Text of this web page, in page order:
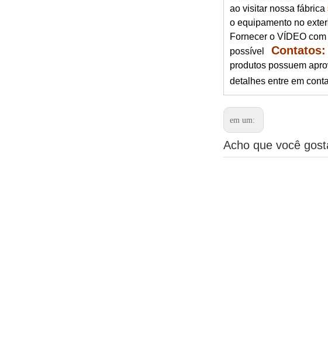
ao visitar nossa fábrica
o equipamento no
Fornecer o VÍDEO
possível
Contatos:
produtos possuem
detalhes entre em
em um:
Acho que você